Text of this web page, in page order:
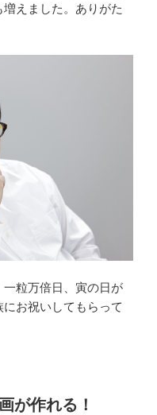
えました。ありがた
粒万倍日、寅の日が
お祝いしてもらって
が作れる！